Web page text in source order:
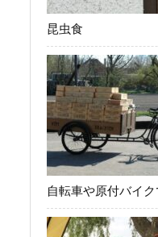
昆虫食
自転車や原付バイ